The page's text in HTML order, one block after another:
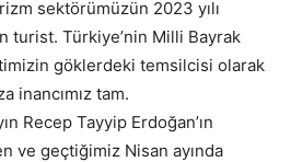
sektörümüzün 2023 yılı
turist. Türkiye’nin Milli Bayrak
göklerdeki temsilcisi olarak
inancımız tam.
Recep Tayyip Erdoğan’ın
ve geçtiğimiz Nisan ayında